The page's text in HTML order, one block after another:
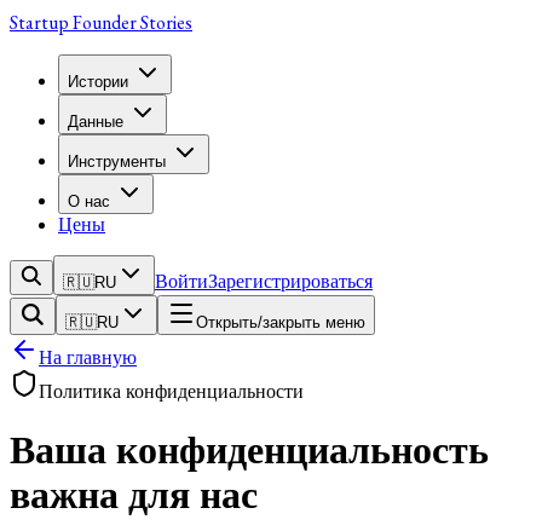
Startup Founder Stories
Истории
Данные
Инструменты
О нас
Цены
🇷🇺RU ВойтиЗарегистрироваться
🇷🇺RU Открыть/закрыть меню
На главную
Политика конфиденциальности
Ваша конфиденциальность
важна для нас